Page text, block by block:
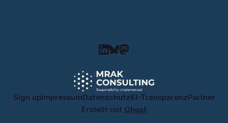
Sign upImpressumDatenschutzKI-TransparenzPartner
Erstellt mit Ghost